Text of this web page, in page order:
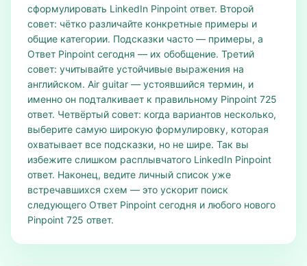
сформулировать LinkedIn Pinpoint ответ. Второй
совет: чётко различайте конкретные примеры и
общие категории. Подсказки часто — примеры, а
Ответ Pinpoint сегодня — их обобщение. Третий
совет: учитывайте устойчивые выражения на
английском. Air guitar — устоявшийся термин, и
именно он подталкивает к правильному Pinpoint 725
ответ. Четвёртый совет: когда вариантов несколько,
выберите самую широкую формулировку, которая
охватывает все подсказки, но не шире. Так вы
избежите слишком расплывчатого LinkedIn Pinpoint
ответ. Наконец, ведите личный список уже
встречавшихся схем — это ускорит поиск
следующего Ответ Pinpoint сегодня и любого нового
Pinpoint 725 ответ.